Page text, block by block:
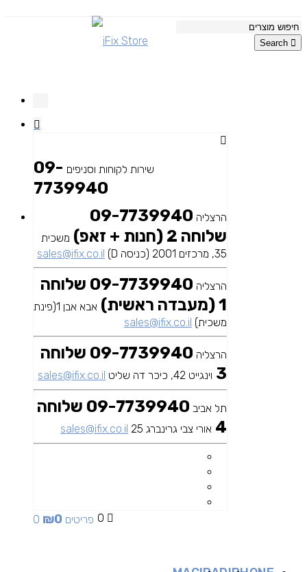
Search
שירות לקוחות וסניפים 09-
7739940
הרצליה 09-7739940
שלוחה 2 (חנות + זאפ)
משכית
35, מרכזים 2001 (כניסה D)
sales@ifix.co.il
הרצליה
09-7739940 שלוחה
1 (מעבדה ראשית)
אבא אבן 1(פינת
משכית) sales@ifix.co.il
הרצליה
09-7739940 שלוחה
3 וינגייט 42, כיכר דה שליט sales@ifix.co.il
תל אביב
09-7739940 שלוחה
4 אורי צבי גרינברג 25 sales@ifix.co.il
0 0 פריטים ₪0